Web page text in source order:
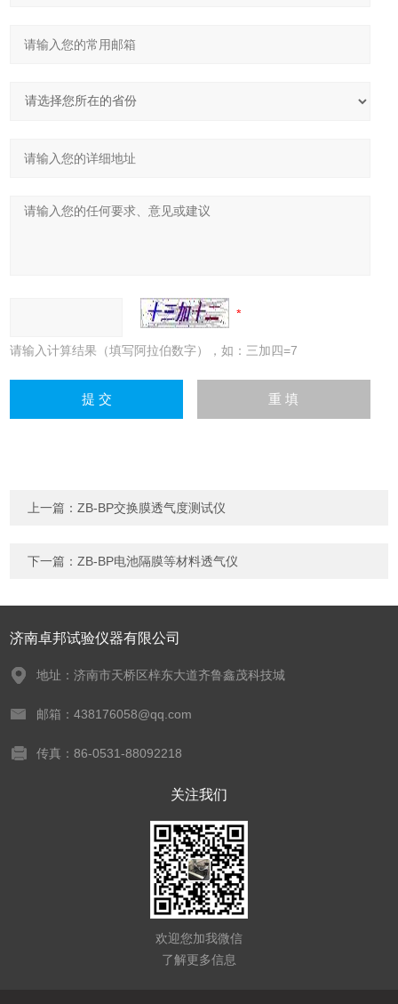
请输入计算结果（填写阿拉伯数字），如：三加四=7
上一篇：ZB-BP交换膜透气度测试仪
下一篇：ZB-BP电池隔膜等材料透气仪
济南卓邦试验仪器有限公司
地址：济南市天桥区梓东大道齐鲁鑫茂科技城
邮箱：438176058@qq.com
传真：86-0531-88092218
关注我们
欢迎您加我微信
了解更多信息